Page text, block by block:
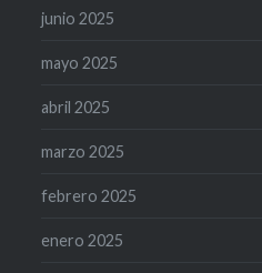
junio 2025
mayo 2025
abril 2025
marzo 2025
febrero 2025
enero 2025